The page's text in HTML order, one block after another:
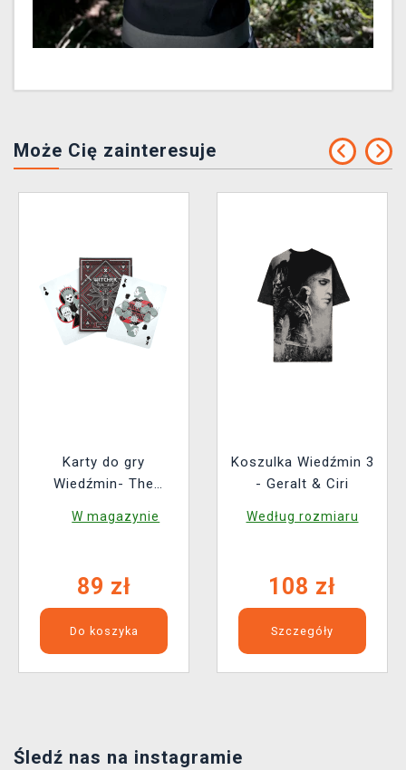
Może Cię zainteresuje
Karty do gry
Wiedźmin- The
W magazynie
89 zł
Do koszyka
Koszulka Wiedźmin 3
- Geralt & Ciri
Według rozmiaru
108 zł
Szczegóły
Śledź nas na instagramie